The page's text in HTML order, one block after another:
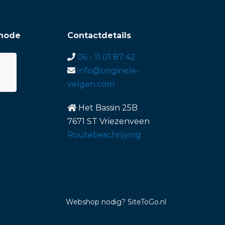
Contactdetails
06 - 11 01 87 42
info@originele-
velgen.com
Het Bassin 25B
7671 ST Vriezenveen
Routebeschrijving
Webshop nodig? SiteToGo.nl